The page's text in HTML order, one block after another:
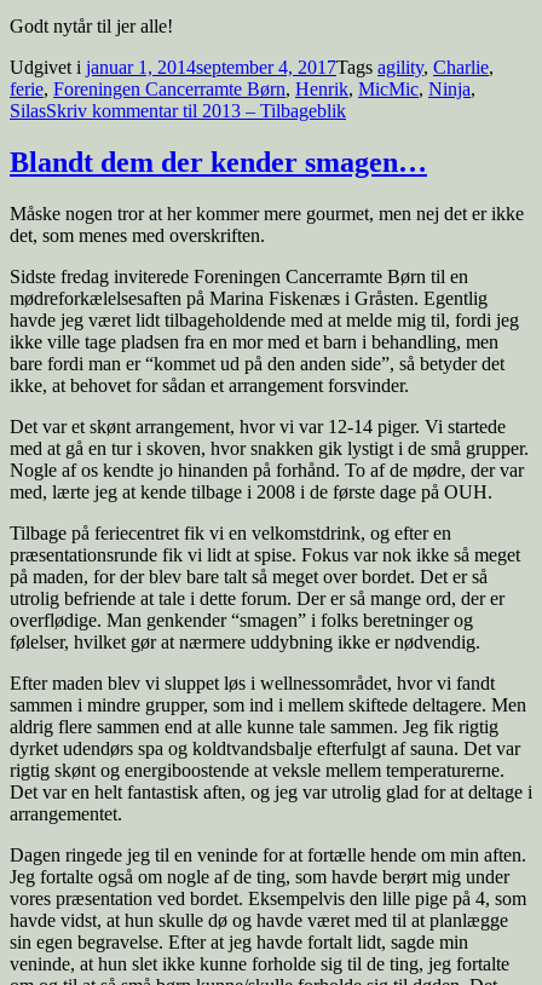
Godt nytår til jer alle!
Udgivet i januar 1, 2014september 4, 2017Tags agility, Charlie,
ferie, Foreningen Cancerramte Børn, Henrik, MicMic, Ninja,
SilasSkriv kommentartil 2013 – Tilbageblik
Blandt dem der kender smagen…
Måske nogen tror at her kommer mere gourmet, men nej det er ikke
det, som menes med overskriften.
Sidste fredag inviterede Foreningen Cancerramte Børn til en
mødreforkælelsesaften på Marina Fiskenæs i Gråsten. Egentlig
havde jeg været lidt tilbageholdende med at melde mig til, fordi jeg
ikke ville tage pladsen fra en mor med et barn i behandling, men
bare fordi man er “kommet ud på den anden side”, så betyder det
ikke, at behovet for sådan et arrangement forsvinder.
Det var et skønt arrangement, hvor vi var 12-14 piger. Vi startede
med at gå en tur i skoven, hvor snakken gik lystigt i de små grupper.
Nogle af os kendte jo hinanden på forhånd. To af de mødre, der var
med, lærte jeg at kende tilbage i 2008 i de første dage på OUH.
Tilbage på feriecentret fik vi en velkomstdrink, og efter en
præsentationsrunde fik vi lidt at spise. Fokus var nok ikke så meget
på maden, for der blev bare talt så meget over bordet. Det er så
utrolig befriende at tale i dette forum. Der er så mange ord, der er
overflødige. Man genkender “smagen” i folks beretninger og
følelser, hvilket gør at nærmere uddybning ikke er nødvendig.
Efter maden blev vi sluppet løs i wellnessområdet, hvor vi fandt
sammen i mindre grupper, som ind i mellem skiftede deltagere. Men
aldrig flere sammen end at alle kunne tale sammen. Jeg fik rigtig
dyrket udendørs spa og koldtvandsbalje efterfulgt af sauna. Det var
rigtig skønt og energiboostende at veksle mellem temperaturerne.
Det var en helt fantastisk aften, og jeg var utrolig glad for at deltage i
arrangementet.
Dagen ringede jeg til en veninde for at fortælle hende om min aften.
Jeg fortalte også om nogle af de ting, som havde berørt mig under
vores præsentation ved bordet. Eksempelvis den lille pige på 4, som
havde vidst, at hun skulle dø og havde været med til at planlægge
sin egen begravelse. Efter at jeg havde fortalt lidt, sagde min
veninde, at hun slet ikke kunne forholde sig til de ting, jeg fortalte